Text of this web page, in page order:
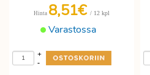
Varastossa
Hinta 8,51€ / 12 kpl
-
+